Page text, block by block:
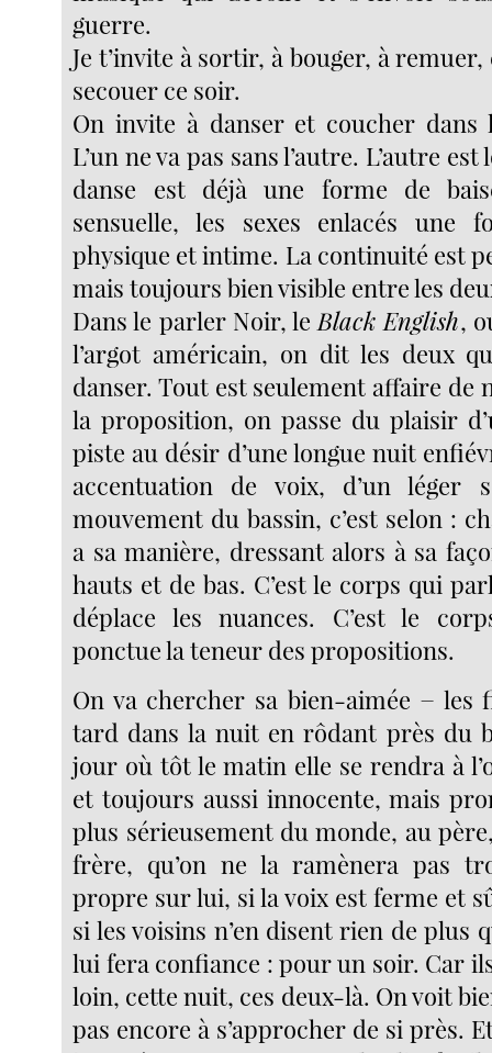
guerre.
Je t’invite à sortir, à bouger, à
secouer ce soir.
On invite à danser et coucher dans
L’un ne va pas sans l’autre. L’autre est
danse est déjà une forme de
sensuelle, les sexes enlacés une
physique et intime. La continuité est
mais toujours bien visible entre les
Dans le parler Noir, le Black English,
l’argot américain, on dit les deux
danser. Tout est seulement affaire de
la proposition, on passe du plaisir
piste au désir d’une longue nuit
accentuation de voix, d’un léger
mouvement du bassin, c’est selon :
a sa manière, dressant alors à sa
hauts et de bas. C’est le corps qui
déplace les nuances. C’est le
ponctue la teneur des propositions.
On va chercher sa bien-aimée − les
tard dans la nuit en rôdant près du
jour où tôt le matin elle se rendra à
et toujours aussi innocente, mais
plus sérieusement du monde, au
frère, qu’on ne la ramènera pas
propre sur lui, si la voix est ferme et
si les voisins n’en disent rien de plus
lui fera confiance : pour un soir. Car
loin, cette nuit, ces deux-là. On voit
pas encore à s’approcher de si près.